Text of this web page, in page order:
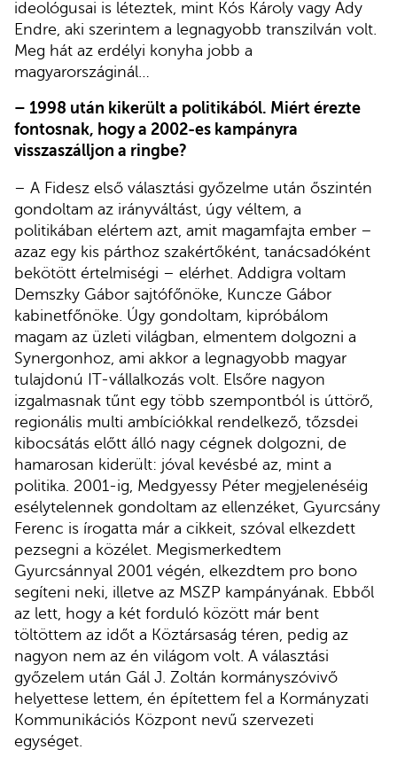
ideológusai is léteztek, mint Kós Károly vagy Ady
Endre, aki szerintem a legnagyobb transzilván volt.
Meg hát az erdélyi konyha jobb a
magyarországinál…
– 1998 után kikerült a politikából. Miért érezte
fontosnak, hogy a 2002-es kampányra
visszaszálljon a ringbe?
– A Fidesz első választási győzelme után őszintén
gondoltam az irányváltást, úgy véltem, a
politikában elértem azt, amit magamfajta ember –
azaz egy kis párthoz szakértőként, tanácsadóként
bekötött értelmiségi – elérhet. Addigra voltam
Demszky Gábor sajtófőnöke, Kuncze Gábor
kabinetfőnöke. Úgy gondoltam, kipróbálom
magam az üzleti világban, elmentem dolgozni a
Synergonhoz, ami akkor a legnagyobb magyar
tulajdonú IT-vállalkozás volt. Elsőre nagyon
izgalmasnak tűnt egy több szempontból is úttörő,
regionális multi ambíciókkal rendelkező, tőzsdei
kibocsátás előtt álló nagy cégnek dolgozni, de
hamarosan kiderült: jóval kevésbé az, mint a
politika. 2001-ig, Medgyessy Péter megjelenéséig
esélytelennek gondoltam az ellenzéket, Gyurcsány
Ferenc is írogatta már a cikkeit, szóval elkezdett
pezsegni a közélet. Megismerkedtem
Gyurcsánnyal 2001 végén, elkezdtem pro bono
segíteni neki, illetve az MSZP kampányának. Ebből
az lett, hogy a két forduló között már bent
töltöttem az időt a Köztársaság téren, pedig az
nagyon nem az én világom volt. A választási
győzelem után Gál J. Zoltán kormányszóvivő
helyettese lettem, én építettem fel a Kormányzati
Kommunikációs Központ nevű szervezeti
egységet.